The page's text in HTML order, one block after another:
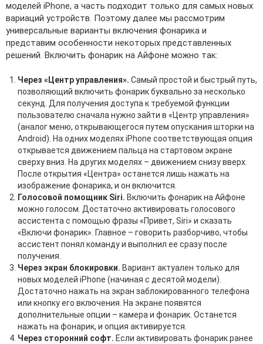
моделей iPhone, а часть подходит только для самых новых
вариаций устройств. Поэтому далее мы рассмотрим
универсальные варианты включения фонарика и
представим особенности некоторых представленных
решений. Включить фонарик на Айфоне можно так:
Через «Центр управления». Самый простой и быстрый путь,
позволяющий включить фонарик буквально за несколько
секунд. Для получения доступа к требуемой функции
пользователю сначала нужно зайти в «Центр управления»
(аналог меню, открывающегося путем опускания шторки на
Android). На одних моделях iPhone соответствующая опция
открывается движением пальца на стартовом экране
сверху вниз. На других моделях – движением снизу вверх.
После открытия «Центра» останется лишь нажать на
изображение фонарика, и он включится.
Голосовой помощник Siri. Включить фонарик на Айфоне
можно голосом. Достаточно активировать голосового
ассистента с помощью фразы «Привет, Siri» и сказать
«Включи фонарик». Главное – говорить разборчиво, чтобы
ассистент понял команду и выполнил ее сразу после
получения.
Через экран блокировки. Вариант актуален только для
новых моделей iPhone (начиная с десятой модели).
Достаточно нажать на экран заблокированного телефона
или кнопку его включения. На экране появятся
дополнительные опции – камера и фонарик. Останется
нажать на фонарик, и опция активируется.
Через сторонний софт. Если активировать фонарик ранее